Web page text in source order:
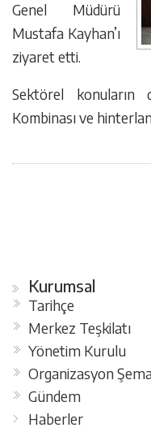
Genel Müdürü
Mustafa Kayhan’ı
ziyaret etti.
Sektörel konuların
Kombinası ve
Kurumsal
Tarihçe
Merkez Teşkilatı
Yönetim Kurulu
Organizasyon
Gündem
Haberler